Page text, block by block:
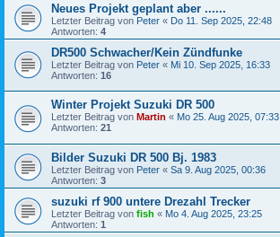
Neues Projekt geplant aber ......
Letzter Beitrag von Peter « Do 11. Sep 2025, 22:48
Antworten: 4
DR500 Schwacher/Kein Zündfunke
Letzter Beitrag von Peter « Mi 10. Sep 2025, 16:33
Antworten: 16
Winter Projekt Suzuki DR 500
Letzter Beitrag von Martin « Mo 25. Aug 2025, 07:33
Antworten: 21
Bilder Suzuki DR 500 Bj. 1983
Letzter Beitrag von Peter « Sa 9. Aug 2025, 00:36
Antworten: 3
suzuki rf 900 untere Drezahl Trecker
Letzter Beitrag von fish « Mo 4. Aug 2025, 23:25
Antworten: 1